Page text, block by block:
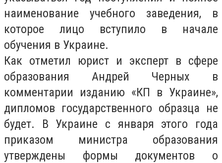
наименование учебного заведения, в
которое лицо вступило в начале
обучения в Украине.
Как отметил юрист и эксперт в сфере
образования Андрей Черных в
комментарии изданию «КП в Украине»,
дипломов государственного образца не
будет. В Украине с января этого года
приказом министра образования
утверждены формы документов о